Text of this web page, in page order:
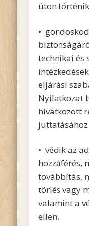
úton
•
technikai és
eljárási
Nyilatkozat
hivatkozott
juttatásához
• védik az
hozzáférés,
továbbítás,
törlés vagy
valamint a
ellen.